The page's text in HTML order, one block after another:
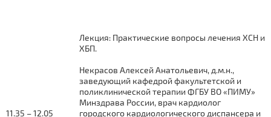
11.35 – 12.05
Лекция: Практические вопросы лечения ХСН и
ХБП.
Некрасов Алексей Анатольевич, д.м.н.,
заведующий кафедрой факультетской и
поликлинической терапии ФГБУ ВО «ПИМУ»
Минздрава России, врач кардиолог
городского кардиологического диспансера и